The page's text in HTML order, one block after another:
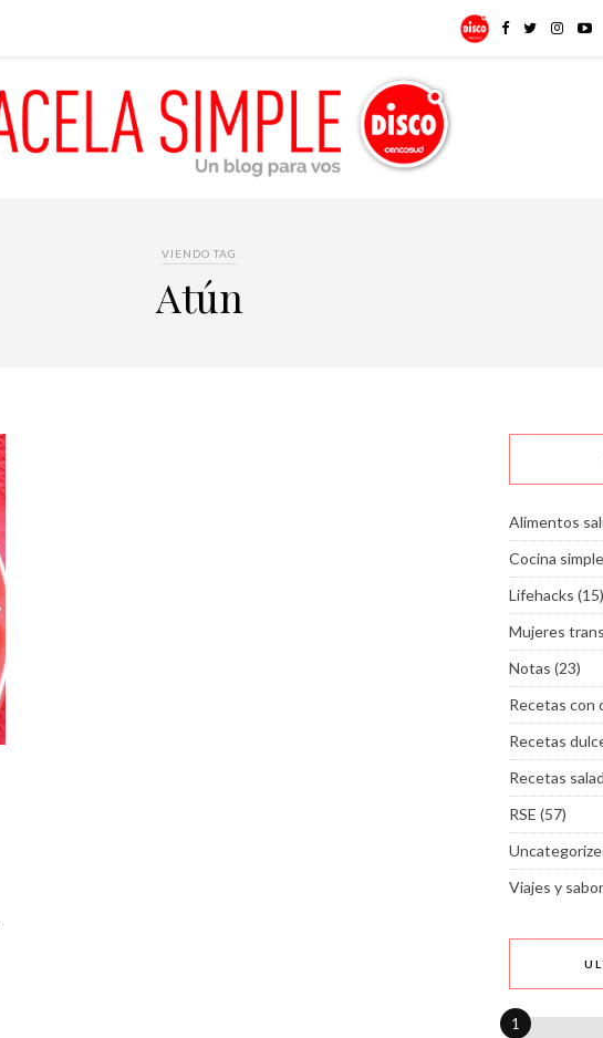
VIENDO TAG
Atún
Alimentos
Cocina simple
Lifehacks (15)
Mujeres
Notas (23)
Recetas con
Recetas
Recetas
RSE (57)
Viajes y
1